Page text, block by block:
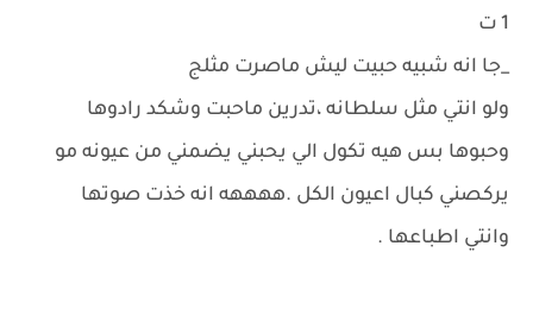
1 ت
_جا انه شبيه حبيت ليش ماصرت مثلج
ولو انتي مثل سلطانه ،تدرين ماحبت وشكد رادوها
وحبوها بس هيه تكول الي يحبني يضمني من عيونه مو
يركصني كبال اعيون الكل .ههههه انه خذت صوتها
وانتي اطباعها .